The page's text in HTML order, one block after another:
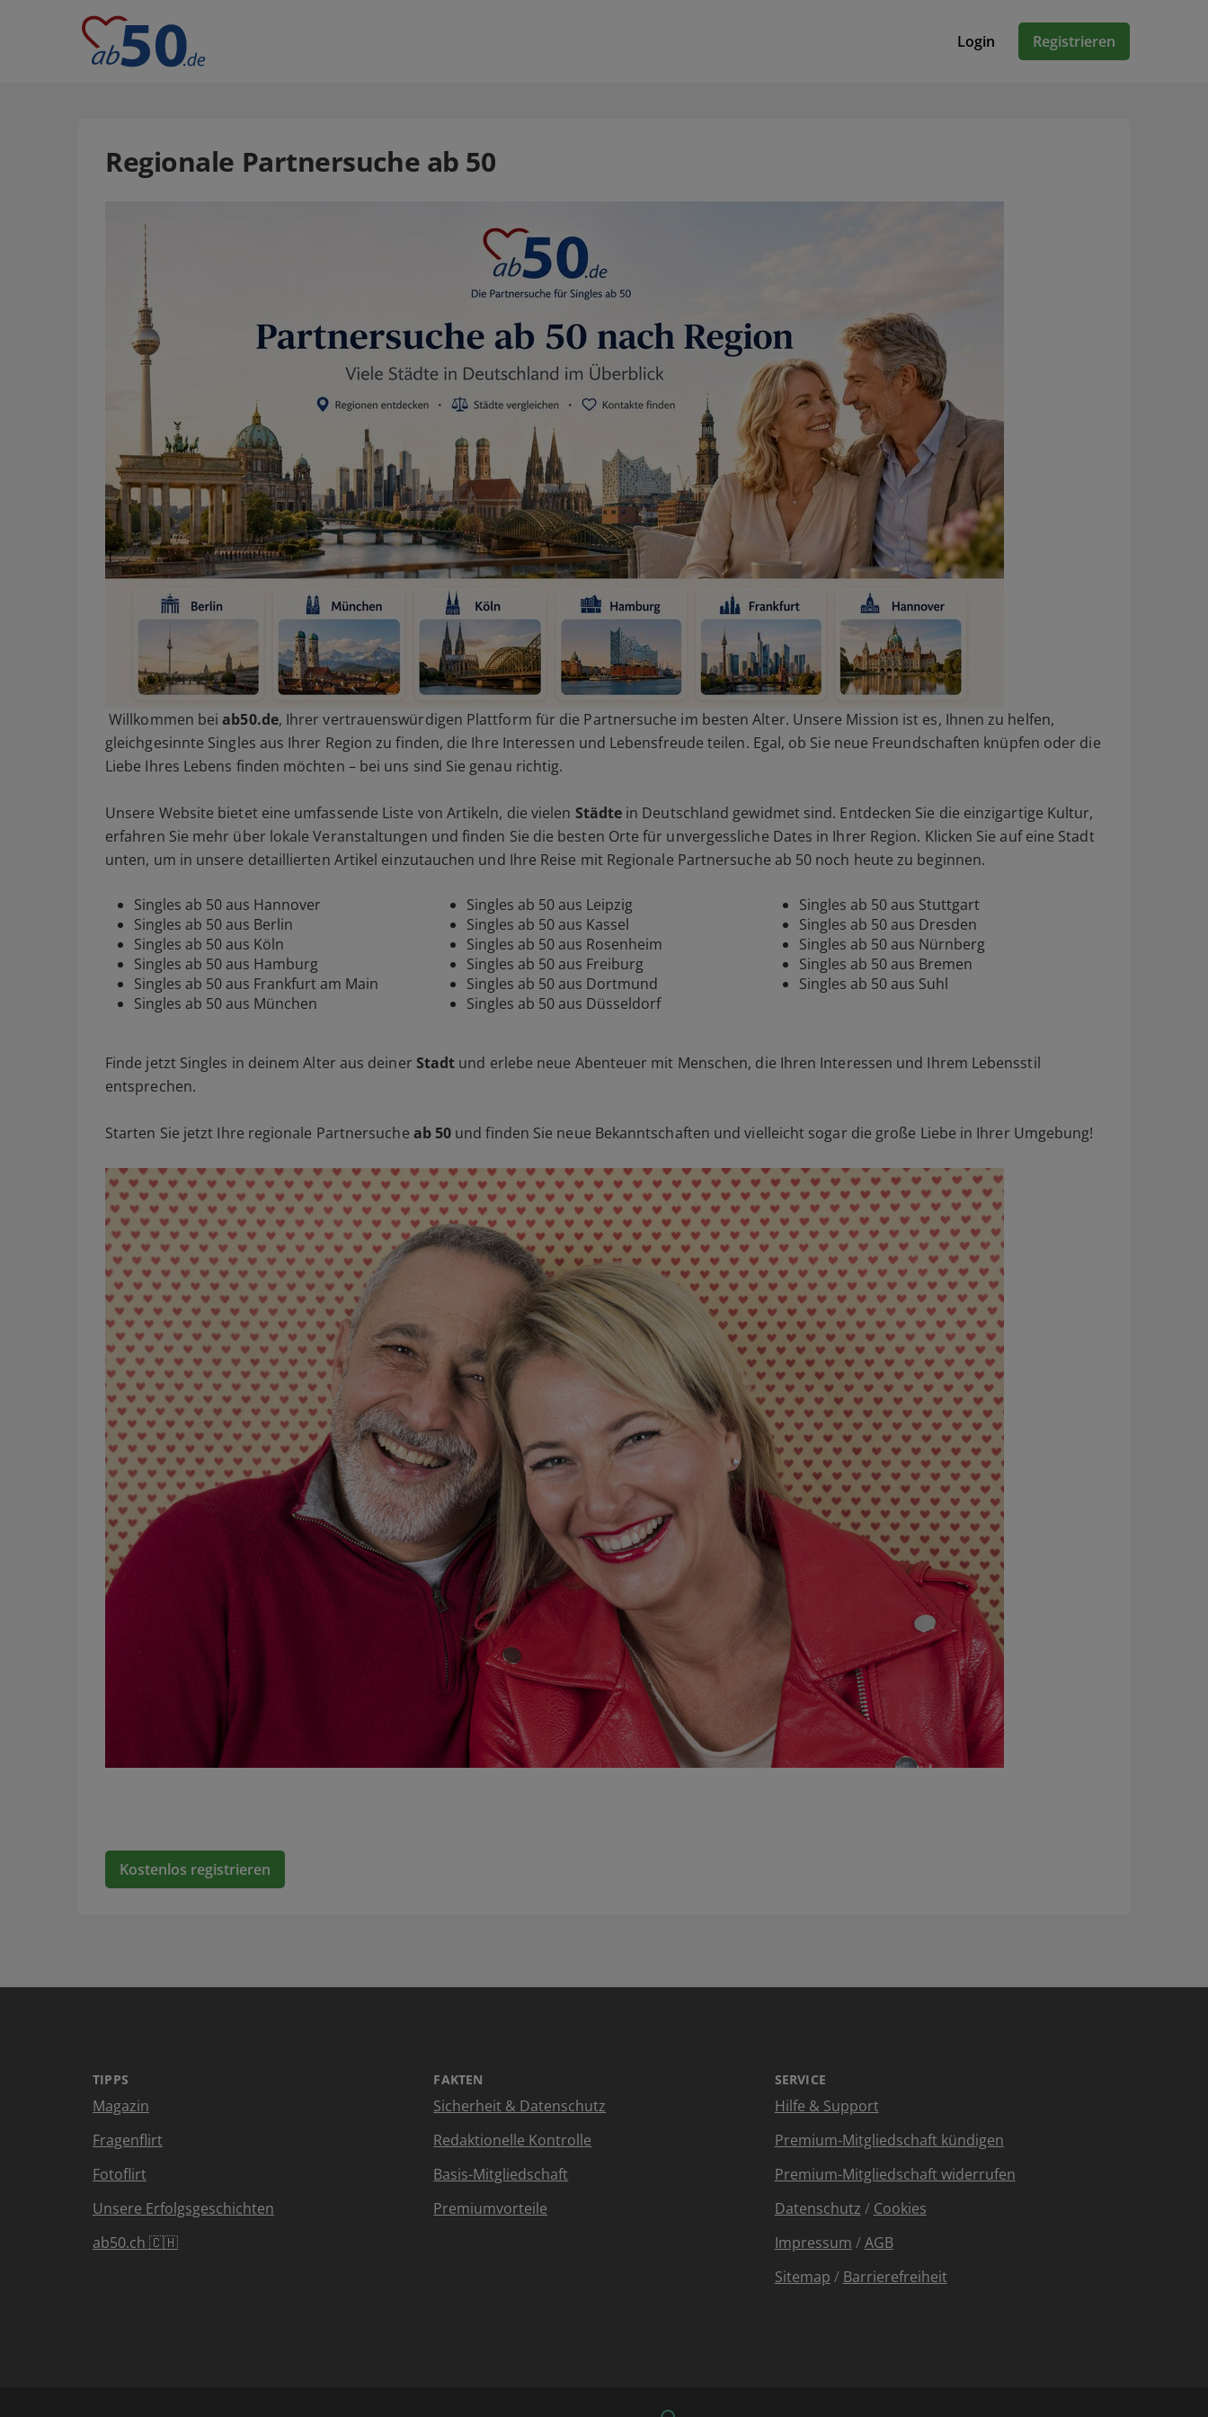
Login Registrieren
Regionale Partnersuche ab 50
Willkommen beiab50.de, Ihrer vertrauenswürdigen Plattform für die Partnersuche im besten Alter. Unsere Mission ist es, Ihnen zu helfen,
gleichgesinnte Singles aus Ihrer Region zu finden, die Ihre Interessen und Lebensfreude teilen. Egal, ob Sie neue Freundschaften knüpfen oder die
Liebe Ihres Lebens finden möchten – bei uns sind Sie genau richtig.
Unsere Website bietet eine umfassende Liste von Artikeln, die vielen Städte in Deutschland gewidmet sind. Entdecken Sie die einzigartige Kultur,
erfahren Sie mehr über lokale Veranstaltungen und finden Sie die besten Orte für unvergessliche Dates in Ihrer Region. Klicken Sie auf eine Stadt
unten, um in unsere detaillierten Artikel einzutauchen und Ihre Reise mit Regionale Partnersuche ab 50 noch heute zu beginnen.
Singles ab 50 aus Hannover
Singles ab 50 aus Berlin
Singles ab 50 aus Köln
Singles ab 50 aus Hamburg
Singles ab 50 aus Frankfurt am Main
Singles ab 50 aus München
Singles ab 50 aus Leipzig
Singles ab 50 aus Kassel
Singles ab 50 aus Rosenheim
Singles ab 50 aus Freiburg
Singles ab 50 aus Dortmund
Singles ab 50 aus Düsseldorf
Singles ab 50 aus Stuttgart
Singles ab 50 aus Dresden
Singles ab 50 aus Nürnberg
Singles ab 50 aus Bremen
Singles ab 50 aus Suhl
Finde jetzt Singles in deinem Alter aus deiner Stadt und erlebe neue Abenteuer mit Menschen, die Ihren Interessen und Ihrem Lebensstil
entsprechen.
Starten Sie jetzt Ihre regionale Partnersuche ab 50 und finden Sie neue Bekanntschaften und vielleicht sogar die große Liebe in Ihrer Umgebung!
Kostenlos registrieren
TIPPS
Magazin
Fragenflirt
Fotoflirt
Unsere Erfolgsgeschichten
ab50.ch 🇨🇭
FAKTEN
Sicherheit & Datenschutz
Redaktionelle Kontrolle
Basis-Mitgliedschaft
Premiumvorteile
SERVICE
Hilfe & Support
Premium-Mitgliedschaft kündigen
Premium-Mitgliedschaft widerrufen
Datenschutz / Cookies
Impressum /AGB
Sitemap / Barrierefreiheit